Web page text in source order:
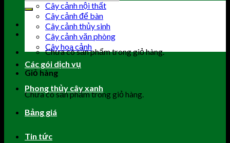
Chưa có sản phẩm trong giỏ hàng.
Giỏ hàng
Chưa có sản phẩm trong giỏ hàng.
Cây cảnh nội thất
Cây cảnh để bàn
Cây cảnh thủy sinh
Cây cảnh văn phòng
Cây hoa cảnh
Các gói dịch vụ
Phong thủy cây xanh
Bảng giá
Tin tức